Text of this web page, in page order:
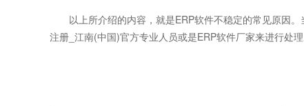
以上所介绍的内容，就是ERP软件不稳定的常见原因。
注册_江南(中国)官方专业人员或是ERP软件厂家来进行处理